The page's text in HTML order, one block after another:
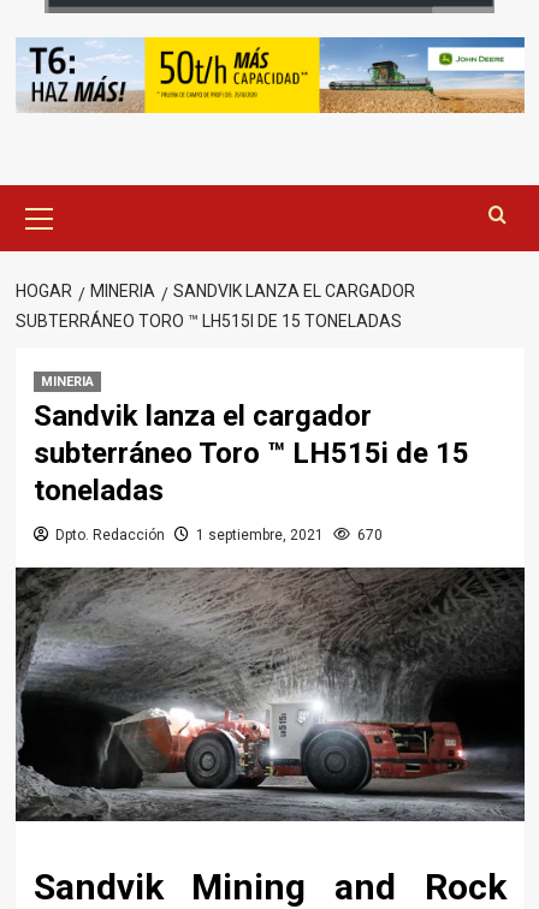
principal
HOGAR MINERIA
SANDVIK LANZA EL CARGADOR
SUBTERRÁNEO TORO ™ LH515I DE 15 TONELADAS
MINERIA
Sandvik lanza el cargador
subterráneo Toro ™ LH515i de 15
toneladas
Dpto. Redacción 1 septiembre, 2021 670
Sandvik Mining and Rock